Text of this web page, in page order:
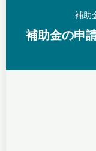
補助
補助金の申